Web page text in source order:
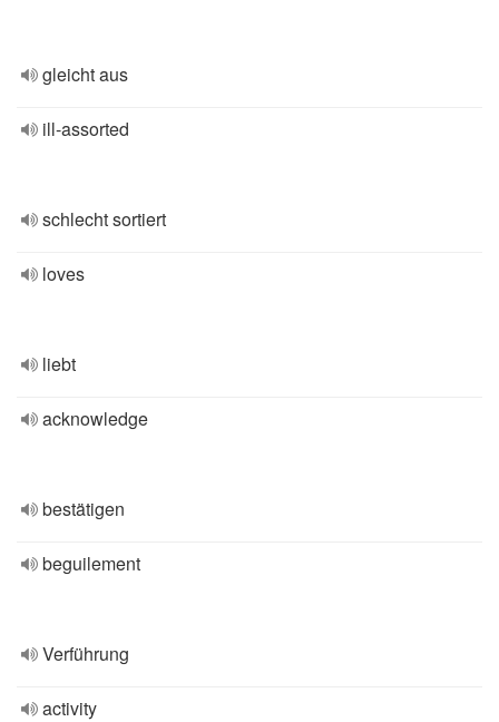
gleicht aus
ill-assorted
schlecht sortiert
loves
liebt
acknowledge
bestätigen
beguilement
Verführung
activity